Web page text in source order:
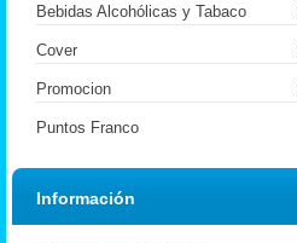
Bebidas Alcohólicas y Tabaco
Cover
Promocion
Puntos Franco
Información